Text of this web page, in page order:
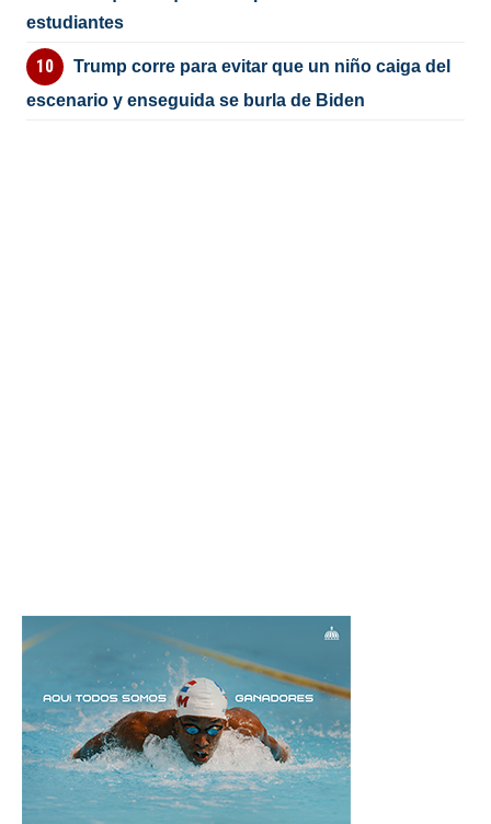
estudiantes
Trump corre para evitar que un niño caiga del
escenario y enseguida se burla de Biden